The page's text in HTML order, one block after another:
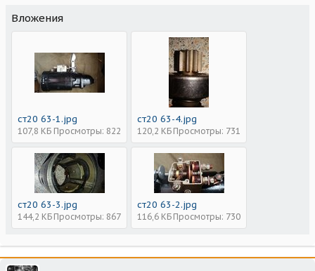
Вложения
ст20 63-1.jpg
107,8 КБ Просмотры: 822
ст20 63-4.jpg
120,2 КБ Просмотры: 731
ст20 63-3.jpg
144,2 КБ Просмотры: 867
ст20 63-2.jpg
116,6 КБ Просмотры: 730